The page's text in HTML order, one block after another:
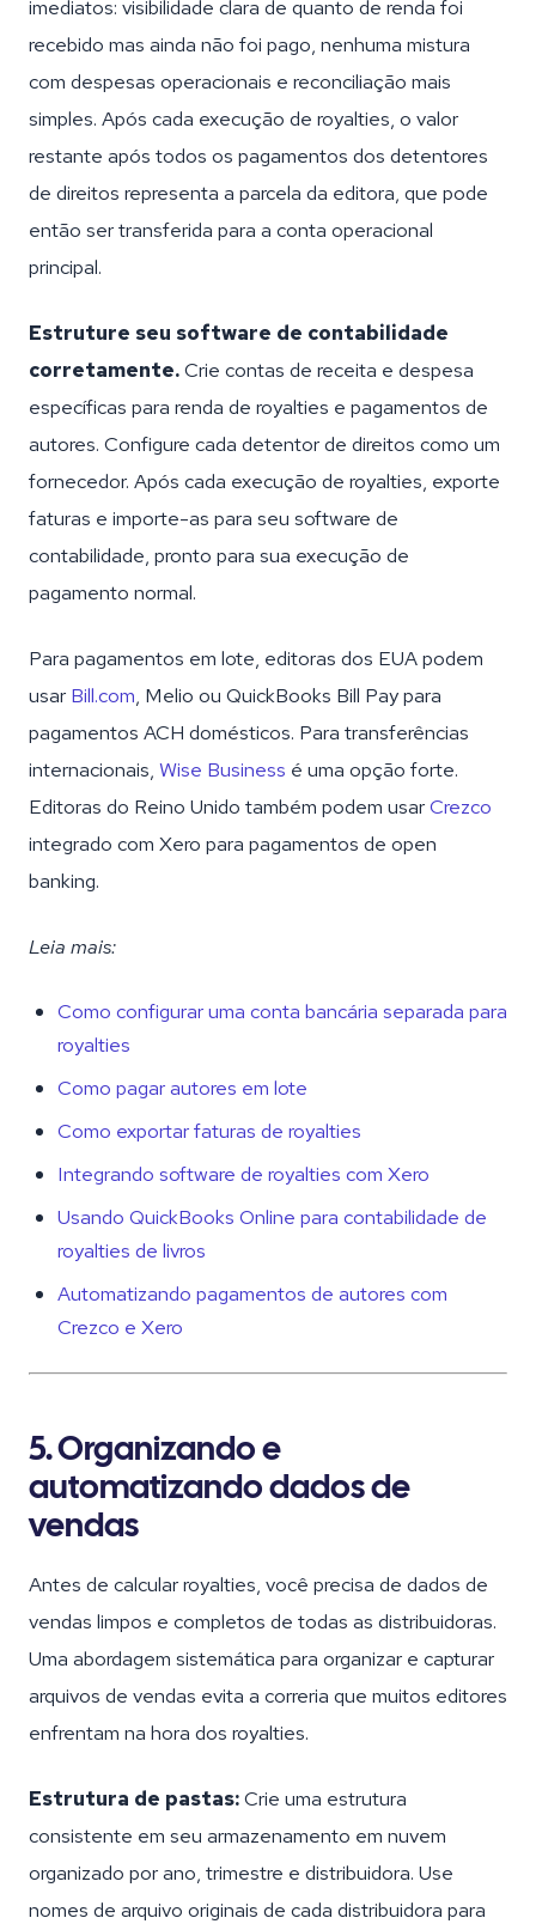
imediatos: visibilidade clara de quanto de renda foi
recebido mas ainda não foi pago, nenhuma mistura
com despesas operacionais e reconciliação mais
simples. Após cada execução de royalties, o valor
restante após todos os pagamentos dos detentores
de direitos representa a parcela da editora, que pode
então ser transferida para a conta operacional
principal.
Estruture seu software de contabilidade
corretamente.Crie contas de receita e despesa
específicas para renda de royalties e pagamentos de
autores. Configure cada detentor de direitos como um
fornecedor. Após cada execução de royalties, exporte
faturas e importe-as para seu software de
contabilidade, pronto para sua execução de
pagamento normal.
Para pagamentos em lote, editoras dos EUA podem
usar Bill.com, Melio ou QuickBooks Bill Pay para
pagamentos ACH domésticos. Para transferências
internacionais, Wise Business é uma opção forte.
Editoras do Reino Unido também podem usarCrezco
integrado com Xero para pagamentos de open
banking.
Leia mais:
Como configurar uma conta bancária separada para
royalties
Como pagar autores em lote
Como exportar faturas de royalties
Integrando software de royalties com Xero
Usando QuickBooks Online para contabilidade de
royalties de livros
Automatizando pagamentos de autores com
Crezco e Xero
5. Organizando e
automatizando dados de
vendas
Antes de calcular royalties, você precisa de dados de
vendas limpos e completos de todas as distribuidoras.
Uma abordagem sistemática para organizar e capturar
arquivos de vendas evita a correria que muitos editores
enfrentam na hora dos royalties.
Estrutura de pastas:Crie uma estrutura
consistente em seu armazenamento em nuvem
organizado por ano, trimestre e distribuidora. Use
nomes de arquivo originais de cada distribuidora para